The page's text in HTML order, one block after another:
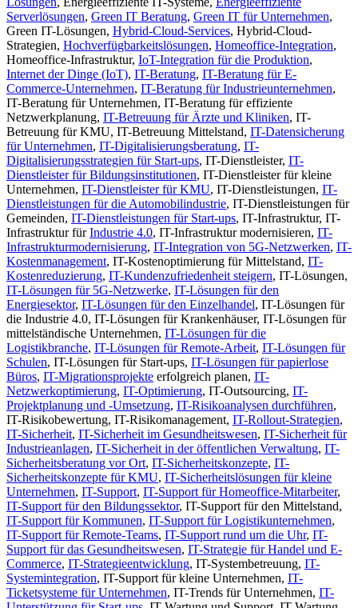
Serverlösungen, Green IT Beratung, Green IT für Unternehmen,
Green IT-Lösungen, Hybrid-Cloud-Services, Hybrid-Cloud-
Strategien, Hochverfügbarkeitslösungen, Homeoffice-Integration,
Homeoffice-Infrastruktur, IoT-Integration für die Produktion,
Internet der Dinge (IoT), IT-Beratung, IT-Beratung für E-
Commerce-Unternehmen, IT-Beratung für Industrieunternehmen,
IT-Beratung für Unternehmen, IT-Beratung für effiziente
Netzwerkplanung, IT-Betreuung für Ärzte und Kliniken, IT-
Betreuung für KMU, IT-Betreuung Mittelstand, IT-Datensicherung
für Unternehmen, IT-Digitalisierungsberatung, IT-
Digitalisierungsstrategien für Start-ups, IT-Dienstleister, IT-
Dienstleister für Bildungsinstitutionen, IT-Dienstleister für kleine
Unternehmen, IT-Dienstleister für KMU, IT-Dienstleistungen, IT-
Dienstleistungen für die Automobilindustrie, IT-Dienstleistungen für
Gemeinden, IT-Dienstleistungen für Start-ups, IT-Infrastruktur, IT-
Infrastruktur fürIndustrie 4.0, IT-Infrastruktur modernisieren, IT-
Infrastrukturmodernisierung, IT-Integration von 5G-Netzwerken, IT-
Kostenmanagement, IT-Kostenoptimierung für Mittelstand, IT-
Kostenreduzierung, IT-Kundenzufriedenheit steigern, IT-Lösungen,
IT-Lösungen für 5G-Netzwerke, IT-Lösungen für den
Energiesektor, IT-Lösungen für den Einzelhandel, IT-Lösungen für
die Industrie 4.0, IT-Lösungen für Krankenhäuser, IT-Lösungen für
mittelständische Unternehmen, IT-Lösungen für die
Logistikbranche, IT-Lösungen für Remote-Arbeit, IT-Lösungen für
Schulen, IT-Lösungen für Start-ups, IT-Lösungen für papierlose
Büros, IT-Migrationsprojekte erfolgreich planen, IT-
Netzwerkoptimierung, IT-Optimierung, IT-Outsourcing, IT-
Projektplanung und -Umsetzung, IT-Risikoanalysen durchführen,
IT-Risikobewertung, IT-Risikomanagement, IT-Rollout-Strategien,
IT-Sicherheit, IT-Sicherheit im Gesundheitswesen, IT-Sicherheit für
Industrieanlagen, IT-Sicherheit in der öffentlichen Verwaltung, IT-
Sicherheitsberatung vor Ort, IT-Sicherheitskonzepte, IT-
Sicherheitskonzepte für KMU, IT-Sicherheitslösungen für kleine
Unternehmen, IT-Support, IT-Support für Homeoffice-Mitarbeiter,
IT-Support für den Bildungssektor, IT-Support für den Mittelstand,
IT-Support für Kommunen, IT-Support für Logistikunternehmen,
IT-Support für Remote-Teams, IT-Support rund um die Uhr, IT-
Support für das Gesundheitswesen, IT-Strategie für Handel und E-
Commerce, IT-Strategieentwicklung, IT-Systembetreuung, IT-
Systemintegration, IT-Support für kleine Unternehmen, IT-
Ticketsysteme für Unternehmen, IT-Trends für Unternehmen, IT-